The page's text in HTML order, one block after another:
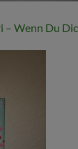
– Wenn Du